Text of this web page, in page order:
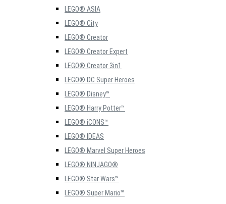
LEGO® ASIA
LEGO® City
LEGO® Creator
LEGO® Creator Expert
LEGO® Creator 3in1
LEGO® DC Super Heroes
LEGO® Disney™
LEGO® Harry Potter™
LEGO® iCONS™
LEGO® IDEAS
LEGO® Marvel Super Heroes
LEGO® NINJAGO®
LEGO® Star Wars™
LEGO® Super Mario™